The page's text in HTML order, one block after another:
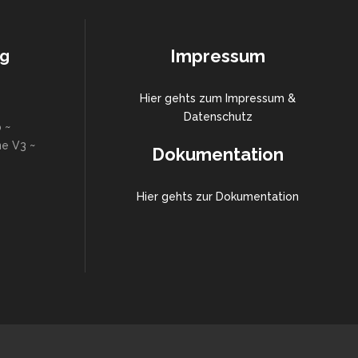
~
V3 ~
Impressum
Hier gehts zum Impressum &
Datenschutz
Dokumentation
Hier gehts zur Dokumentation